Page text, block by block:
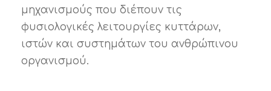
μηχανισμούς που διέπουν τις
φυσιολογικές λειτουργίες κυττάρων,
ιστών και συστημάτων του ανθρώπινου
οργανισμού.